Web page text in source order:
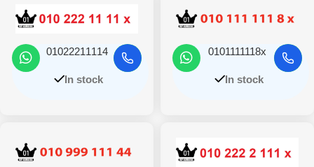
0101111118x
In stock
01022211114
In stock